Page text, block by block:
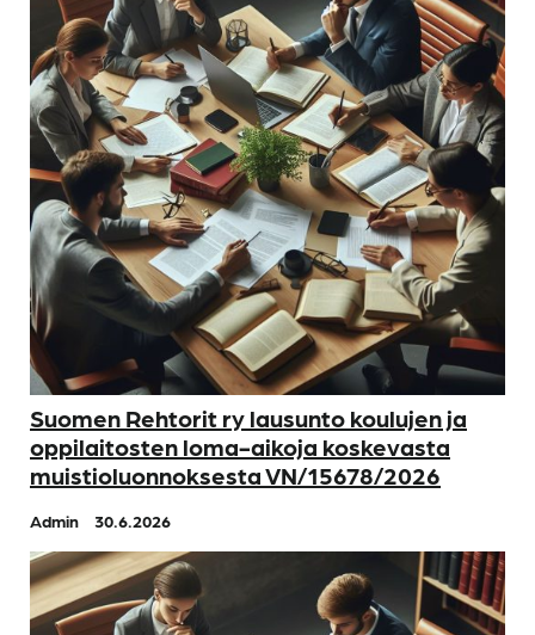
Suomen Rehtorit ry lausunto koulujen ja
oppilaitosten loma-aikoja koskevasta
muistioluonnoksesta VN/15678/2026
Admin 30.6.2026